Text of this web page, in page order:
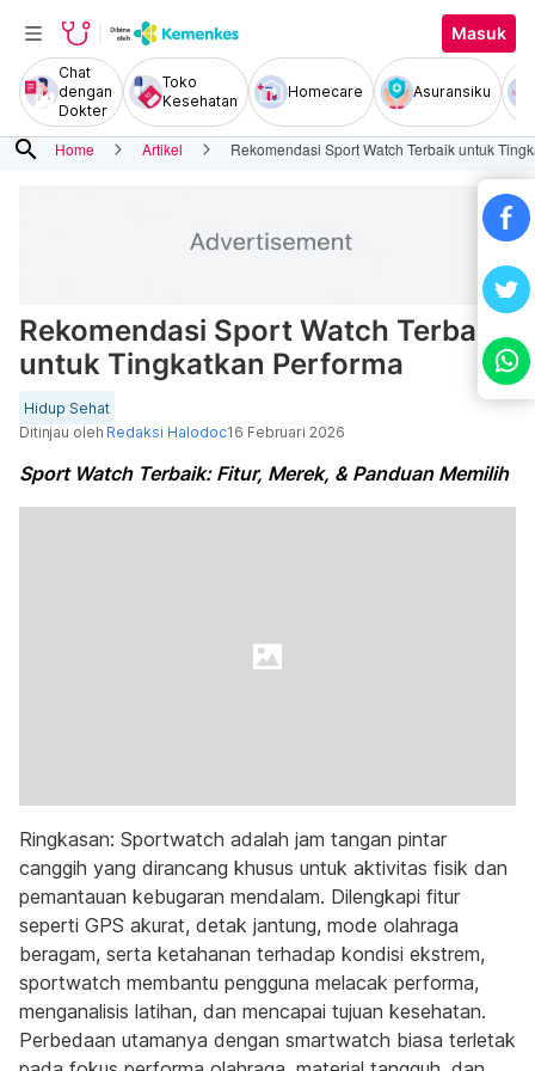
Masuk
Chat
dengan
Dokter
Toko
Kesehatan
Homecare Asuransiku
search Home Artikel Rekomendasi Sport Watch Terbaik untuk
Rekomendasi Sport Watch Terbaik
untuk Tingkatkan Performa
Hidup Sehat
Ditinjau oleh Redaksi Halodoc16 Februari 2026
Sport Watch Terbaik: Fitur, Merek, & Panduan Memilih
Ringkasan: Sportwatch adalah jam tangan pintar
canggih yang dirancang khusus untuk aktivitas fisik dan
pemantauan kebugaran mendalam. Dilengkapi fitur
seperti GPS akurat, detak jantung, mode olahraga
beragam, serta ketahanan terhadap kondisi ekstrem,
sportwatch membantu pengguna melacak performa,
menganalisis latihan, dan mencapai tujuan kesehatan.
Perbedaan utamanya dengan smartwatch biasa terletak